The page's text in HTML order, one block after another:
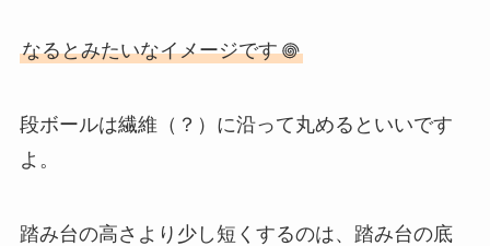
なるとみたいなイメージです
段ボールは繊維（？）に沿って丸めるといいです
よ。
踏み台の高さより少し短くするのは、踏み台の底